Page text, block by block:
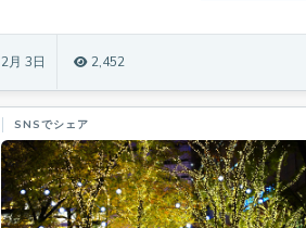
2月 3日 2,452
SNSでシェア